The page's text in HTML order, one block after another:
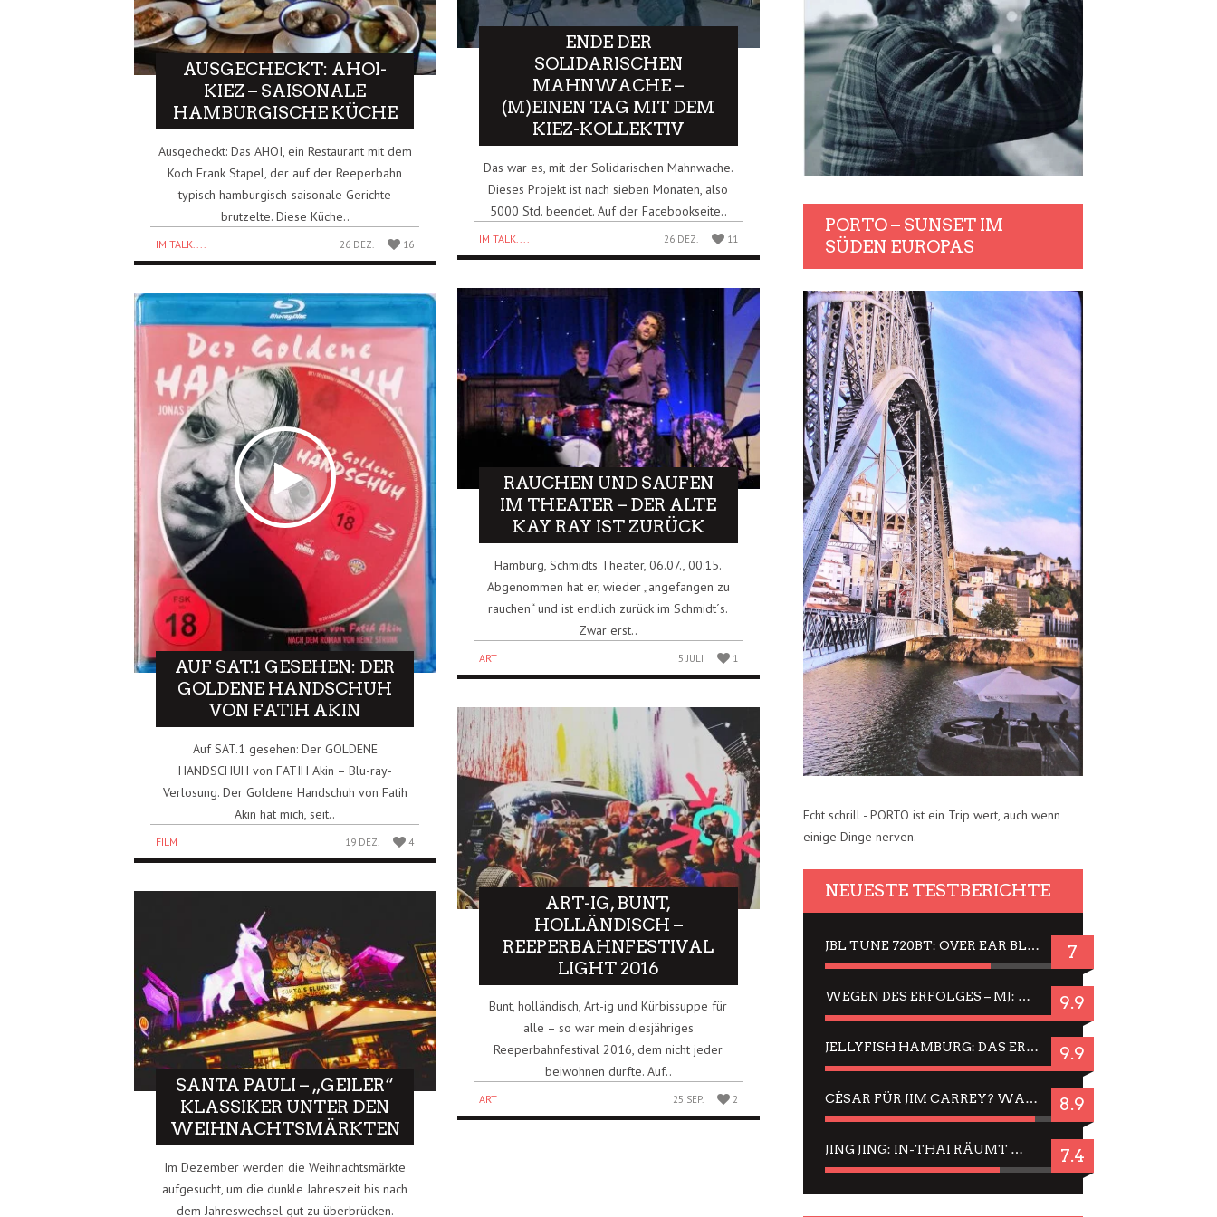
AUSGECHECKT: AHOI-
KIEZ – SAISONALE
HAMBURGISCHE KÜCHE
Ausgecheckt: Das AHOI, ein Restaurant mit dem
Koch Frank Stapel, der auf der Reeperbahn
typisch hamburgisch-saisonale Gerichte
brutzelte. Diese Küche..
IM TALK.... 26 DEZ. 16
AUF SAT.1 GESEHEN: DER
GOLDENE HANDSCHUH
VON FATIH AKIN
Auf SAT.1 gesehen: Der GOLDENE
HANDSCHUH von FATIH Akin – Blu-ray-
Verlosung. Der Goldene Handschuh von Fatih
Akin hat mich, seit..
FILM 19 DEZ. 4
SANTA PAULI – „GEILER“
KLASSIKER UNTER DEN
WEIHNACHTSMÄRKTEN
Im Dezember werden die Weihnachtsmärkte
aufgesucht, um die dunkle Jahreszeit bis nach
dem Jahreswechsel gut zu überbrücken.
ENDE DER
SOLIDARISCHEN
MAHNWACHE –
(M)EINEN TAG MIT DEM
KIEZ-KOLLEKTIV
Das war es, mit der Solidarischen Mahnwache.
Dieses Projekt ist nach sieben Monaten, also
5000 Std. beendet. Auf der Facebookseite..
IM TALK.... 26 DEZ. 11
RAUCHEN UND SAUFEN
IM THEATER – DER ALTE
KAY RAY IST ZURÜCK
Hamburg, Schmidts Theater, 06.07., 00:15.
Abgenommen hat er, wieder „angefangen zu
rauchen“ und ist endlich zurück im Schmidt´s.
Zwar erst..
ART 5 JULI 1
ART-IG, BUNT,
HOLLÄNDISCH –
REEPERBAHNFESTIVAL
LIGHT 2016
Bunt, holländisch, Art-ig und Kürbissuppe für
alle – so war mein diesjähriges
Reeperbahnfestival 2016, dem nicht jeder
beiwohnen durfte. Auf..
ART 25 SEP. 2
PORTO – SUNSET IM
SÜDEN EUROPAS
Echt schrill - PORTO ist ein Trip wert, auch wenn
einige Dinge nerven.
NEUESTE TESTBERICHTE
JBL TUNE 720BT: OVER EAR BLUETOOTH KOPFHÖRER UM DIE 50,-€ IM DAUER-TEST 7
WEGEN DES ERFOLGES – MJ: MICHAEL JACKSON MUSICAL IN EINER MATINEE SEHEN 9.9
JELLYFISH HAMBURG: DAS ERFOLGREICHE SOMMER-MENÜ 2025 IN GEFÜHLEN UND BILDERN 9.9
CÉSAR FÜR JIM CARREY? WARUM DAS EINER DER NERVIGSTEN ACTORS IST UND BLEIBT 8.9
JING JING: IN-THAI RÄUMT WIEDER TITEL AB – EIN ZWEI-STUNDEN-ERLEBNISBERICHT 7.4